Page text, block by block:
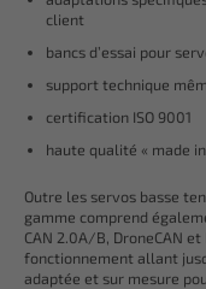
client
bancs d’essai pour
support technique
certification ISO 9001
haute qualité « made
Outre les servos basse
gamme comprend
CAN 2.0A/B, DroneCAN
fonctionnement allant
adaptée et sur mesure